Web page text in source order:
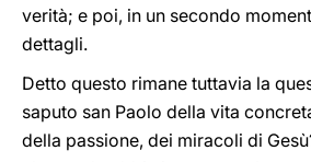
verità; e poi, in un secondo
dettagli.
Detto questo rimane tuttavia la
saputo san Paolo della vita
della passione, dei miracoli di